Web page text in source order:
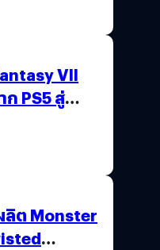
VII
PS5 สู่
ต Monster